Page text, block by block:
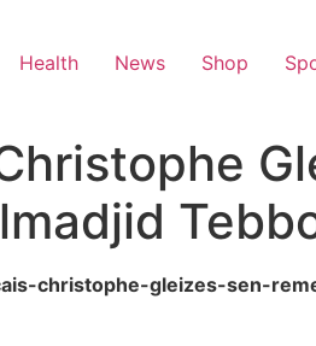
Health News Shop
christophe-gleizes-sen-